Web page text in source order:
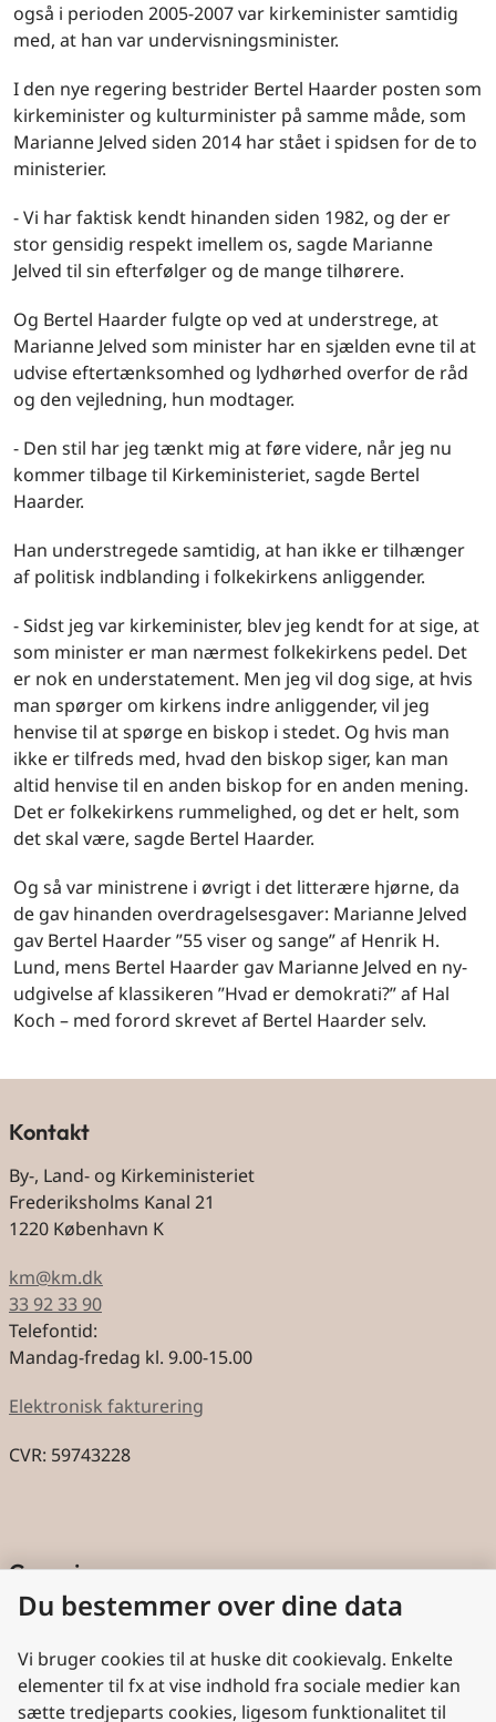
også i perioden 2005-2007 var kirkeminister samtidig
med, at han var undervisningsminister.
I den nye regering bestrider Bertel Haarder posten som
kirkeminister og kulturminister på samme måde, som
Marianne Jelved siden 2014 har stået i spidsen for de to
ministerier.
- Vi har faktisk kendt hinanden siden 1982, og der er
stor gensidig respekt imellem os, sagde Marianne
Jelved til sin efterfølger og de mange tilhørere.
Og Bertel Haarder fulgte op ved at understrege, at
Marianne Jelved som minister har en sjælden evne til at
udvise eftertænksomhed og lydhørhed overfor de råd
og den vejledning, hun modtager.
- Den stil har jeg tænkt mig at føre videre, når jeg nu
kommer tilbage til Kirkeministeriet, sagde Bertel
Haarder.
Han understregede samtidig, at han ikke er tilhænger
af politisk indblanding i folkekirkens anliggender.
- Sidst jeg var kirkeminister, blev jeg kendt for at sige, at
som minister er man nærmest folkekirkens pedel. Det
er nok en understatement. Men jeg vil dog sige, at hvis
man spørger om kirkens indre anliggender, vil jeg
henvise til at spørge en biskop i stedet. Og hvis man
ikke er tilfreds med, hvad den biskop siger, kan man
altid henvise til en anden biskop for en anden mening.
Det er folkekirkens rummelighed, og det er helt, som
det skal være, sagde Bertel Haarder.
Og så var ministrene i øvrigt i det litterære hjørne, da
de gav hinanden overdragelsesgaver: Marianne Jelved
gav Bertel Haarder ”55 viser og sange” af Henrik H.
Lund, mens Bertel Haarder gav Marianne Jelved en ny-
udgivelse af klassikeren ”Hvad er demokrati?” af Hal
Koch – med forord skrevet af Bertel Haarder selv.
Kontakt
By-, Land- og Kirkeministeriet
Frederiksholms Kanal 21
1220 København K
km@km.dk
33 92 33 90
Telefontid:
Mandag-fredag kl. 9.00-15.00
Elektronisk fakturering
CVR: 59743228
Genveje
Cookies
Aktindsigt
Persondatabeskyttelse
Du bestemmer over dine data
Vi bruger cookies til at huske dit cookievalg. Enkelte
elementer til fx at vise indhold fra sociale medier kan
sætte tredjeparts cookies, ligesom funktionalitet til